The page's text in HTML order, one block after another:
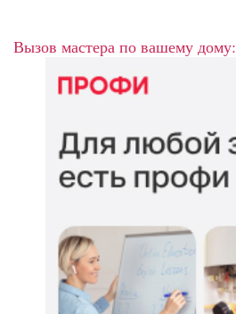
Вызов мастера по вашему дому: